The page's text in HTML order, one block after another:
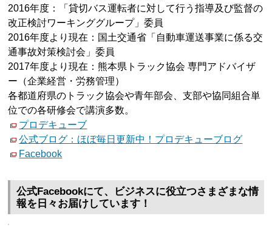
2016年度：「貸切バス運転者に対して行う指導及び監督の
改正検討ワーキンググループ」委員
2016年度より現在：国土交通省「自動車運送事業に係る交
通事故対策検討会」委員
2017年度より現在：熊本県トラック協会 専門アドバイザ
ー（企業経営・労務管理）
各都道府県のトラック協会や青年部会、支部や協同組合単
位での各研修会で講演多数。
プロデキューブ
公式ブログ：ほぼ毎日更新中！プロデキューブログ
Facebook
公式Facebookにて、ビジネスに役立つさまざまな情
報を日々お届けしています！